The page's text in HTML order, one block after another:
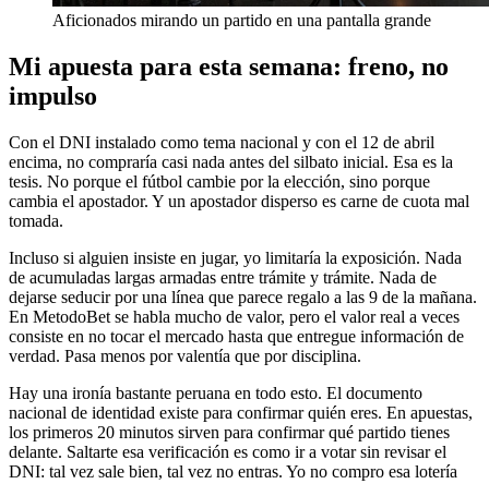
Aficionados mirando un partido en una pantalla grande
Mi apuesta para esta semana: freno, no
impulso
Con el DNI instalado como tema nacional y con el 12 de abril
encima, no compraría casi nada antes del silbato inicial. Esa es la
tesis. No porque el fútbol cambie por la elección, sino porque
cambia el apostador. Y un apostador disperso es carne de cuota mal
tomada.
Incluso si alguien insiste en jugar, yo limitaría la exposición. Nada
de acumuladas largas armadas entre trámite y trámite. Nada de
dejarse seducir por una línea que parece regalo a las 9 de la mañana.
En MetodoBet se habla mucho de valor, pero el valor real a veces
consiste en no tocar el mercado hasta que entregue información de
verdad. Pasa menos por valentía que por disciplina.
Hay una ironía bastante peruana en todo esto. El documento
nacional de identidad existe para confirmar quién eres. En apuestas,
los primeros 20 minutos sirven para confirmar qué partido tienes
delante. Saltarte esa verificación es como ir a votar sin revisar el
DNI: tal vez sale bien, tal vez no entras. Yo no compro esa lotería